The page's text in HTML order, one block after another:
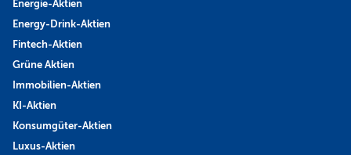
Energie-Aktien
Energy-Drink-Aktien
Fintech-Aktien
Grüne Aktien
Immobilien-Aktien
KI-Aktien
Konsumgüter-Aktien
Luxus-Aktien